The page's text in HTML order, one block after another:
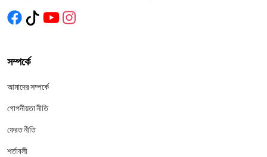
সম্পর্কে
আমাদের সম্পর্কে
গোপনীয়তা নীতি
ফেরত নীতি
শর্তাবলী